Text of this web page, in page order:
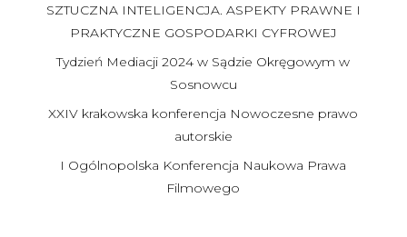
SZTUCZNA INTELIGENCJA. ASPEKTY PRAWNE I
PRAKTYCZNE GOSPODARKI CYFROWEJ
Tydzień Mediacji 2024 w Sądzie Okręgowym w
Sosnowcu
XXIV krakowska konferencja Nowoczesne prawo
autorskie
I Ogólnopolska Konferencja Naukowa Prawa
Filmowego